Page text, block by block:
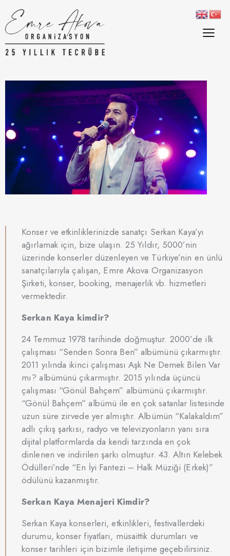
Konser ve etkinliklerinizde sanatçı Serkan Kaya’yı
ağırlamak için, bize ulaşın. 25 Yıldır, 5000’nin
üzerinde konserler düzenleyen ve Türkiye’nin en ünlü
sanatçılarıyla çalışan, Emre Akova Organizasyon
Şirketi, konser, booking, menajerlik vb. hizmetleri
vermektedir.
Serkan Kaya kimdir?
24 Temmuz 1978 tarihinde doğmuştur. 2000’de ilk
çalışması “Senden Sonra Ben” albümünü çıkarmıştır.
2011 yılında ikinci çalışması Aşk Ne Demek Bilen Var
mı? albümünü çıkarmıştır. 2015 yılında üçüncü
çalışması “Gönül Bahçem” albümünü çıkarmıştır.
“Gönül Bahçem” albümü ile en çok satanlar listesinde
uzun süre zirvede yer almıştır. Albümün “Kalakaldım”
adlı çıkış şarkısı, radyo ve televizyonların yanı sıra
dijital platformlarda da kendi tarzında en çok
dinlenen ve indirilen şarkı olmuştur. 43. Altın Kelebek
Ödülleri’nde “En İyi Fantezi – Halk Müziği (Erkek)”
ödülünü kazanmıştır.
Serkan Kaya Menajeri Kimdir?
Serkan Kaya konserleri, etkinlikleri, festivallerdeki
durumu, konser fiyatları, müsaittik durumları ve
konser tarihleri için bizimle iletişime geçebilirsiniz.